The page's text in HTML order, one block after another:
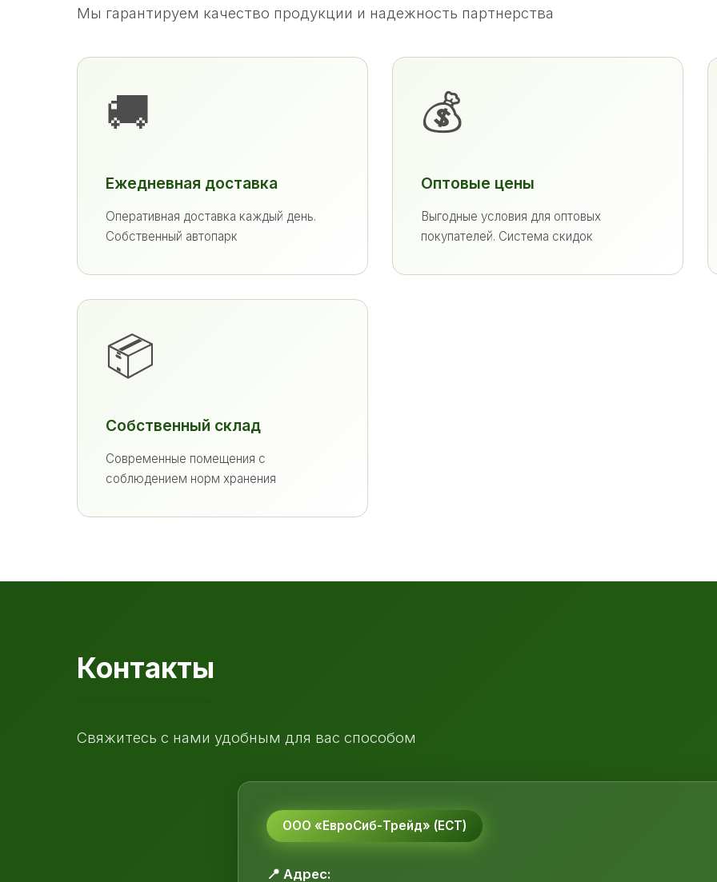
Мы гарантируем качество продукции и надежность партнерства
🚚
Ежедневная доставка
Оперативная доставка каждый день.
Собственный автопарк
💰
Оптовые цены
Выгодные условия для оптовых
покупателей. Система скидок
📦
Собственный склад
Современные помещения с
соблюдением норм хранения
Контакты
Свяжитесь с нами удобным для вас способом
ООО «ЕвроСиб-Трейд» (ЕСТ)
📍 Адрес: